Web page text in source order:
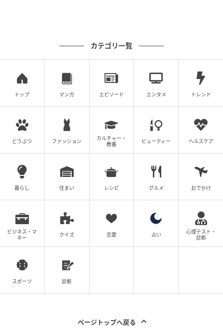
の記事をもっとみる
カテゴリ一覧
トップ マンガ エピソード エンタメ トレンド
どうぶつ ファッション
カルチャー・
教養
ビューティー ヘルスケア
暮らし 住まい レシピ グルメ おでかけ
ビジネス・マ
ネー
クイズ 恋愛 占い
心理テスト・
診断
スポーツ 診断
ページトップへ戻る